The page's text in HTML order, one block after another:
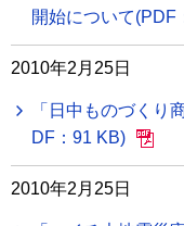
開始について(PDF
2010年2月25日
「日中ものづくり
DF：91 KB)
2010年2月25日